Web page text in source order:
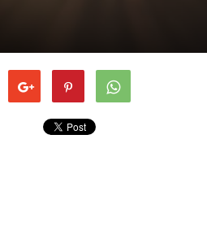
591 0